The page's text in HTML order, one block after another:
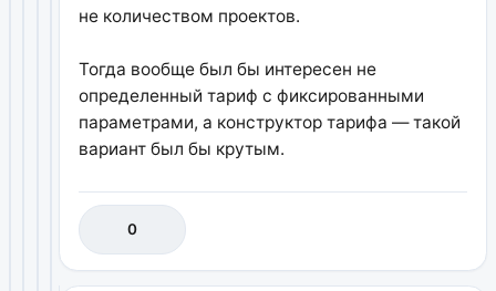
не количеством проектов.
Тогда вообще был бы интересен не
определенный тариф с фиксированными
параметрами, а конструктор тарифа — такой
вариант был бы крутым.
0